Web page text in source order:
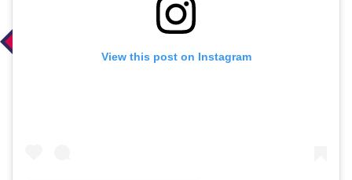
View this post on Instagram